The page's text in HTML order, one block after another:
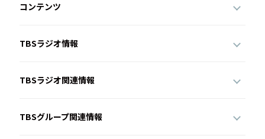
コンテンツ
TBSラジオ情報
TBSラジオ関連情報
TBSグループ関連情報